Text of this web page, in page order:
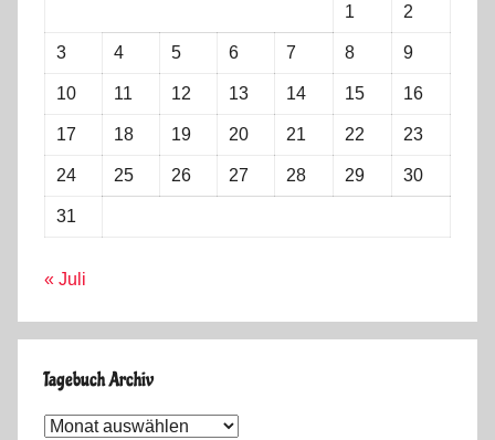
1 2
3 4 5 6 7 8 9
10 11 12 13 14 15 16
17 18 19 20 21 22 23
24 25 26 27 28 29 30
31
« Juli
Tagebuch Archiv
Tagebuch